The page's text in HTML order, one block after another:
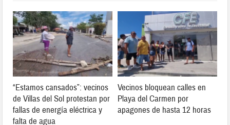
“Estamos cansados”: vecinos
de Villas del Sol protestan por
fallas de energía eléctrica y
falta de agua
Vecinos bloquean calles en
Playa del Carmen por
apagones de hasta 12 horas